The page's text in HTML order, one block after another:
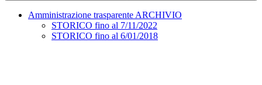
Amministrazione trasparente ARCHIVIO
STORICO fino al 7/11/2022
STORICO fino al 6/01/2018